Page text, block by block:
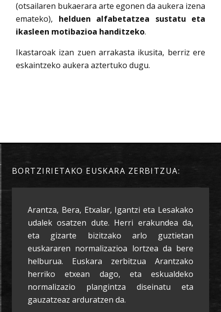
(otsailaren bukaerara arte egonen da aukera izena
emateko), helduen alfabetatzea sustatu eta
ikasleen motibazioa handitzeko.
Ikastaroak izan zuen arrakasta ikusita, berriz ere
eskaintzeko aukera aztertuko dugu.
BORTZIRIETAKO EUSKARA ZERBITZUA:
Arantza, Bera, Etxalar, Igantzi eta Lesakako
udalek osatzen dute. Herri erakundea da,
eta gizarte bizitzako arlo guztietan
euskararen normalizazioa lortzea da bere
helburua. Euskara zerbitzua Arantzako
herriko etxean dago, eta eskualdeko
normalizazio plangintza diseinatu eta
gauzatzeaz arduratzen da.